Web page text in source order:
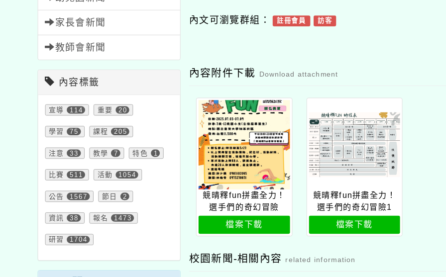
家長會新聞
教師會新聞
內容標籤
宣導 114 重要 20
學習 75 課程 205
注意 33 教學 7 特色 1
比賽 511 活動 1054
公告 1567 節日 2
資訊 38 報名 1473
研習 1704
內文可瀏覽群組： 註冊會員 訪客
內容附件下載 Download attachment
競晴釋fun拼盡全力！
選手們的奇幻冒險
檔案下載
競晴釋fun拼盡全力！
選手們的奇幻冒險1
檔案下載
校園新聞-相關內容 related information